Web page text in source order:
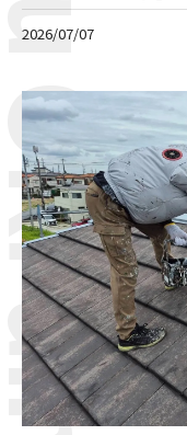
2026/07/07